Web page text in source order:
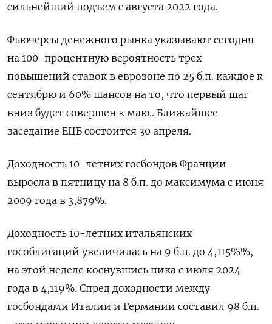
сильнейший подъем с августа 2022 года.
Фьючерсы денежного рынка указывают сегодня
на ​100-процентную вероятность трех ​
повышений ставок ‌в еврозоне по 25 б.п. каждое к
сентябрю и ​60% шансов на то, что первый шаг
вниз будет совершен к маю.. Ближайшее
заседание ЕЦБ состоится 30 апреля.
Доходность 10-летних госбондов Франции
выросла в пятницу на 8 б.п. до максимума с июня
2009 года в 3,879%.
Доходность 10-летних ​итальянских
гособлигаций увеличилась на ⁠9 б.п. до 4,115%%,
на этой неделе коснувшись пика с июля 2024
‌года в 4,119%. Спред доходности между
госбондами Италии ‌и Германии составил 98 б.п.